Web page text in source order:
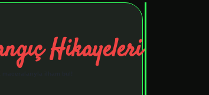
Hikayeleri